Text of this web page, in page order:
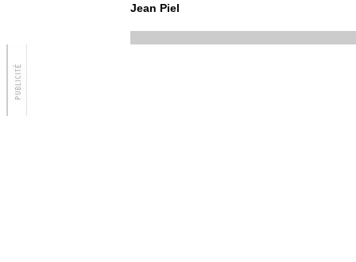
Jean Piel